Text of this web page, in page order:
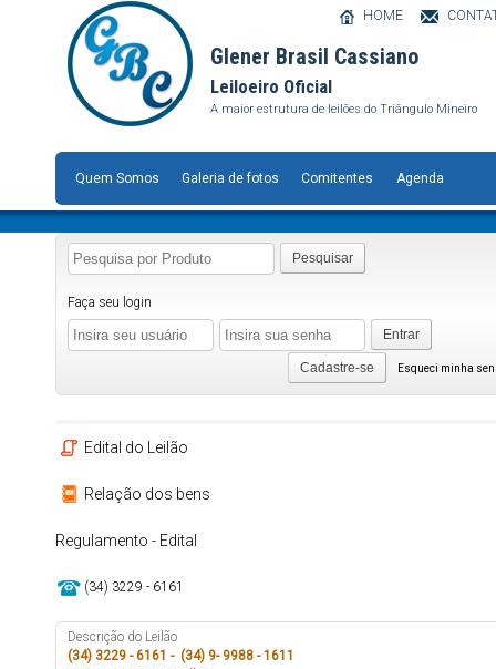
Glener Brasil Cassiano
Leiloeiro Oficial
A maior estrutura de leilões do Triângulo Mineiro
HOME
Quem Somos Galeria de fotos Comitentes Agenda
Pesquisar
Faça seu login
Entrar
Esqueci minha
Cadastre-se
Edital do Leilão
Relação dos bens
Regulamento - Edital
(34) 3229 - 6161
Descrição do Leilão
(34) 3229 - 6161 - (34) 9- 9988 - 1611